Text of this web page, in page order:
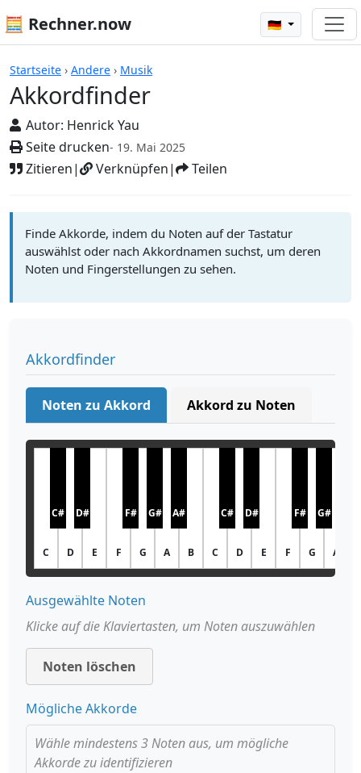
🧮 Rechner.now 🇩🇪
Startseite › Andere › Musik
Akkordfinder
Autor: Henrick Yau
Seite drucken- 19. Mai 2025
Zitieren| Verknüpfen| Teilen
Rechner
Finde Akkorde, indem du Noten auf der Tastatur
auswählst oder nach Akkordnamen suchst, um deren
Noten und Fingerstellungen zu sehen.
Akkordfinder
Noten zu Akkord Akkord zu Noten
C
C#
D
D#
E F
F#
G
G#
A
A#
B C
C#
D
D#
E F
F#
G
G#
A
Ausgewählte Noten
Klicke auf die Klaviertasten, um Noten auszuwählen
Noten löschen
Mögliche Akkorde
Wähle mindestens 3 Noten aus, um mögliche
Akkorde zu identifizieren